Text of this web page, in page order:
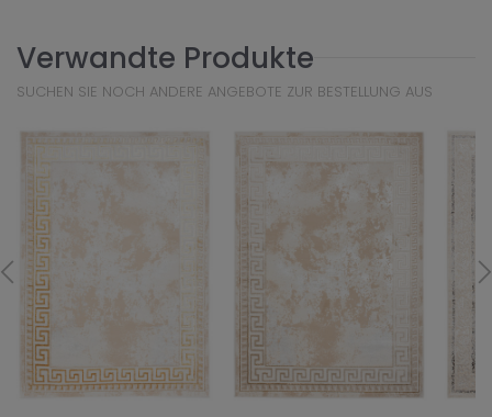
Verwandte Produkte
SUCHEN SIE NOCH ANDERE ANGEBOTE ZUR BESTELLUNG AUS